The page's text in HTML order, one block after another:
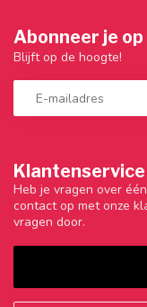
Klantenservice
Heb je vragen over
contact op met onze
vragen door.
Abonneer je
Blijft op de hoogte!